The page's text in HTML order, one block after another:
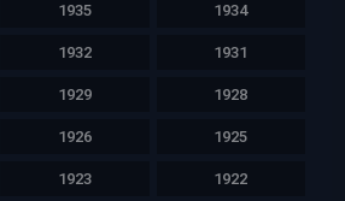
1935 1934
1932 1931
1929 1928
1926 1925
1923 1922